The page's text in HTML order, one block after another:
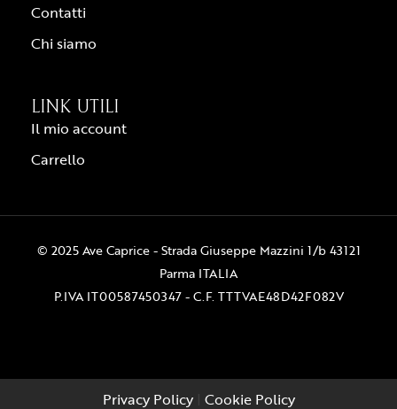
Contatti
Chi siamo
LINK UTILI
Il mio account
Carrello
© 2025 Ave Caprice - Strada Giuseppe Mazzini 1/b 43121
Parma ITALIA
P.IVA IT00587450347 - C.F. TTTVAE48D42F082V
Privacy Policy| Cookie Policy